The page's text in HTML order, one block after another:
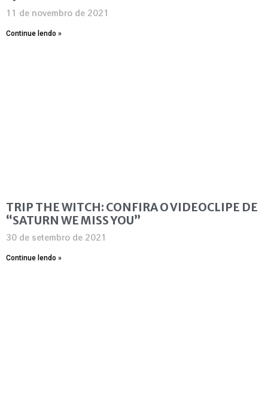
11 de novembro de 2021
Continue lendo »
TRIP THE WITCH: CONFIRA O VIDEOCLIPE DE
“SATURN WE MISS YOU”
30 de setembro de 2021
Continue lendo »